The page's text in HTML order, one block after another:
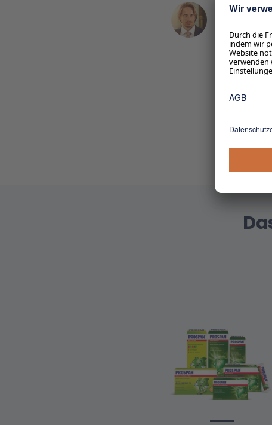
Oliver
Aber
bieten
ihrer